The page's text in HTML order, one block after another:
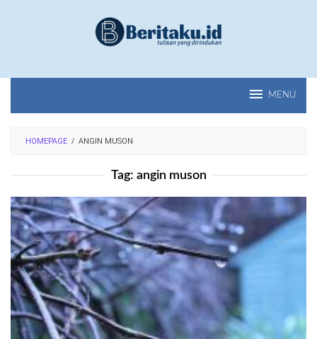
MENU
HOMEPAGE / ANGIN MUSON
Tag: angin muson